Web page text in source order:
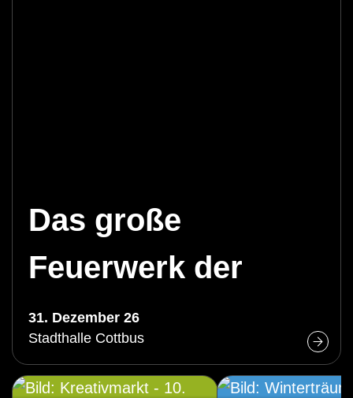
Das große
Feuerwerk der
Operette
31. Dezember 26
Stadthalle Cottbus